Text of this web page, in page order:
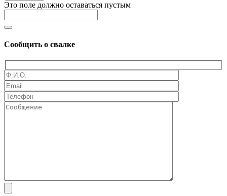
Это поле должно оставаться пустым
Сообщить о свалке